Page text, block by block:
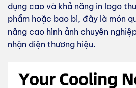
dụng cao và khả năng in logo
phẩm hoặc bao bì, đây là món
nâng cao hình ảnh chuyên
nhận diện thương hiệu.